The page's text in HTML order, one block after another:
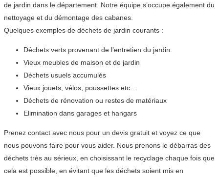
de jardin dans le département. Notre équipe s’occupe également du
nettoyage et du démontage des cabanes.
Quelques exemples de déchets de jardin courants :
Déchets verts provenant de l’entretien du jardin.
Vieux meubles de maison et de jardin
Déchets usuels accumulés
Vieux jouets, vélos, poussettes etc…
Déchets de rénovation ou restes de matériaux
Elimination dans garages et hangars
Prenez contact avec nous pour un devis gratuit et voyez ce que
nous pouvons faire pour vous aider. Nous prenons le débarras des
déchets très au sérieux, en choisissant le recyclage chaque fois que
cela est possible, en évitant que les déchets soient mis en